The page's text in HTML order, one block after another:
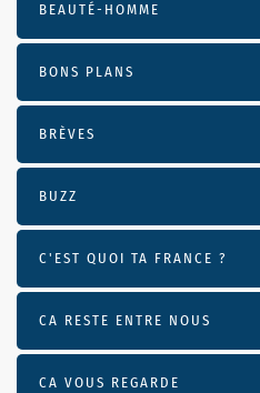
BEAUTÉ-HOMME
BONS PLANS
BRÈVES
BUZZ
C'EST QUOI TA FRANCE ?
CA RESTE ENTRE NOUS
CA VOUS REGARDE